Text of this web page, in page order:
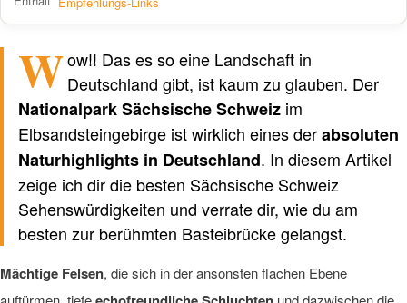
nicht von KI
Wow!! Das es so eine Landschaft in
Deutschland gibt, ist kaum zu glauben. Der
Nationalpark Sächsische Schweiz im
Elbsandsteingebirge ist wirklich eines derabsoluten
Naturhighlights in Deutschland. In diesem Artikel
zeige ich dir die besten Sächsische Schweiz
Sehenswürdigkeiten und verrate dir, wie du am
besten zur berühmten Basteibrücke gelangst.
Mächtige Felsen, die sich in der ansonsten flachen Ebene